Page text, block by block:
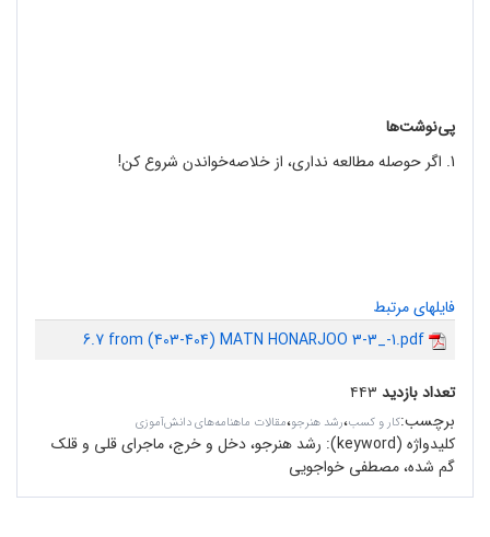
پی‌نوشت‌ها
1. اگر حوصله مطالعه نداری، از خلاصه‌خواندن شروع کن!
فایلهای مرتبط
6.7 from (403-404) MATN HONARJOO 3-3_-1.pdf
تعداد بازدید ۴۴۳
برچسب:کار و کسب،رشد هنرجو،مقالات ماهنامه‌های دانش‌آموزی
کلیدواژه (keyword):
رشد هنرجو، دخل و خرج، ماجرای قلی و قلک
گم شده، مصطفی خواجویی